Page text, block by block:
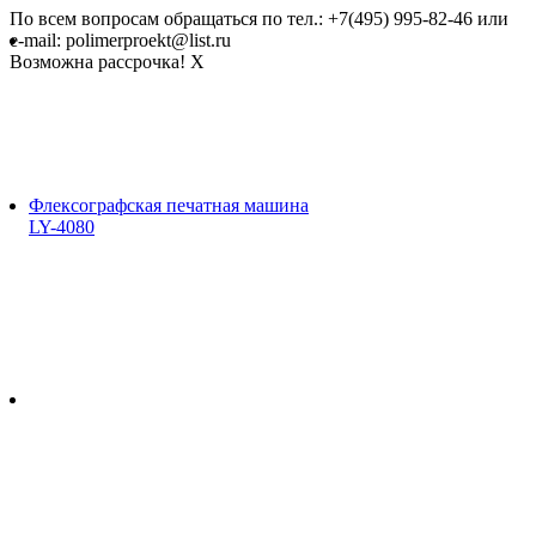
Флексографская печатная машина
LY-4080
По всем вопросам обращаться по тел.: +7(495) 995-82-46 или
e-mail: polimerproekt@list.ru
Возможна рассрочка! X